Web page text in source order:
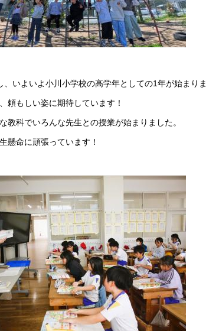
、いよいよ小川小学校の高学年としての1年が始まり
頼もしい姿に期待しています！
教科でいろんな先生との授業が始まりました。
懸命に頑張っています！